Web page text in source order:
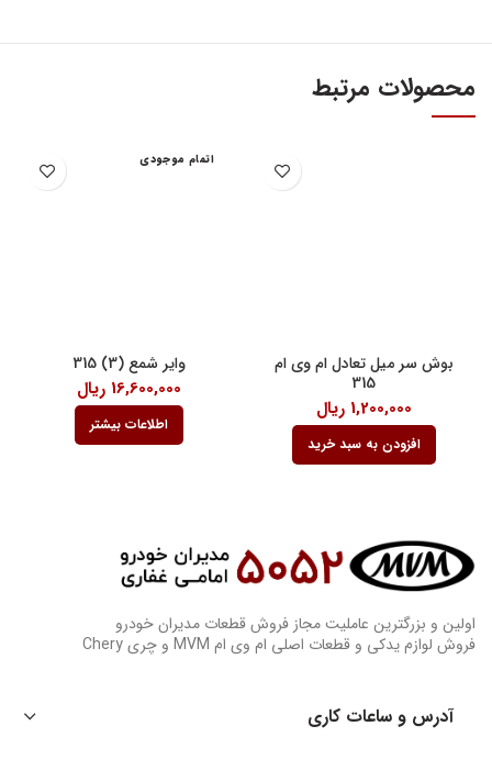
محصولات مرتبط
بوش سر میل تعادل ام وی ام
315
1,200,000 ریال
افزودن به سبد خرید
اتمام موجودی
وایر شمع (3) 315
16,600,000 ریال
اطلاعات بیشتر
اولین و بزرگترین عاملیت مجاز فروش قطعات مدیران خودرو
فروش لوازم یدکی و قطعات اصلی ام وی ام MVM و چری Chery
آدرس و ساعات کاری